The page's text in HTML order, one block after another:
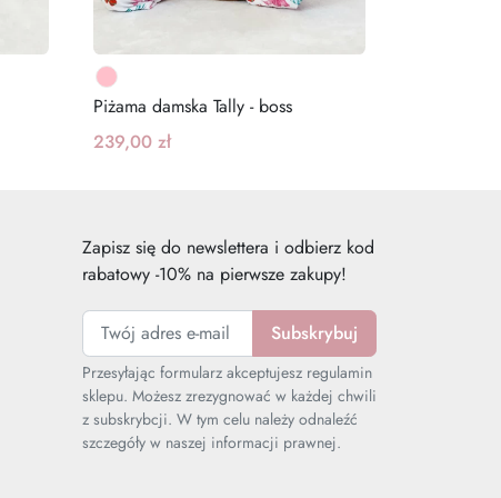
Piżama damska Tally - boss
239,00 zł
Zapisz się do newslettera i odbierz kod
rabatowy -10% na pierwsze zakupy!
Przesyłając formularz akceptujesz regulamin
sklepu. Możesz zrezygnować w każdej chwili
z subskrybcji. W tym celu należy odnaleźć
szczegóły w naszej informacji prawnej.